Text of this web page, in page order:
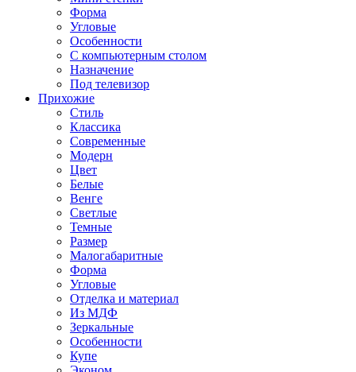
Форма
Угловые
Особенности
С компьютерным столом
Назначение
Под телевизор
Прихожие
Стиль
Классика
Современные
Модерн
Цвет
Белые
Венге
Светлые
Темные
Размер
Малогабаритные
Форма
Угловые
Отделка и материал
Из МДФ
Зеркальные
Особенности
Купе